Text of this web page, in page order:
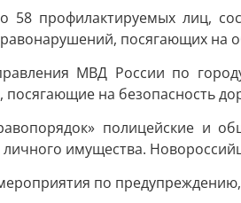
58 профилактируемых лиц,
посягающих на
МВД России по
на безопасность
полицейские и
имущества.
по